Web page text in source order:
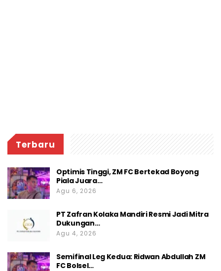
Terbaru
Optimis Tinggi, ZM FC Bertekad Boyong
Piala Juara…
Agu 6, 2026
PT Zafran Kolaka Mandiri Resmi Jadi Mitra
Dukungan…
Agu 4, 2026
Semifinal Leg Kedua: Ridwan Abdullah ZM
FC Bolsel…